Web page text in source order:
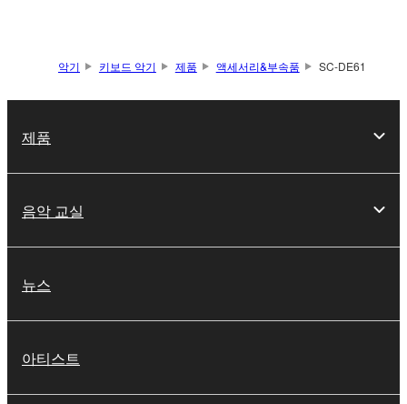
악기 키보드 악기 제품 액세서리&부속품 SC-DE61
제품
음악 교실
뉴스
아티스트